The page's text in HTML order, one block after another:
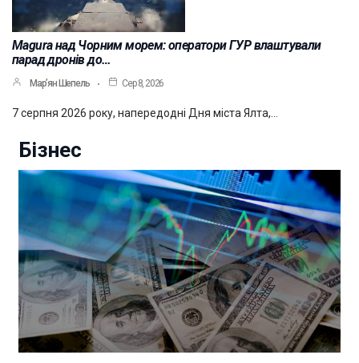
Magura над Чорним морем: оператори ГУР влаштували
парад дронів до…
Мар’ян Шепель Сер 8, 2026
7 серпня 2026 року, напередодні Дня міста Ялта,…
Бізнес